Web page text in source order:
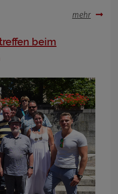
mehr
beim